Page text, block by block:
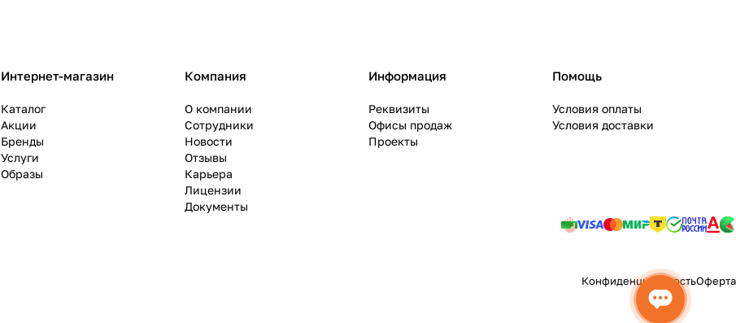
Интернет-магазин
Каталог
Акции
Бренды
Услуги
Образы
Компания
О компании
Сотрудники
Новости
Отзывы
Карьера
Лицензии
Документы
Информация
Реквизиты
Офисы продаж
Проекты
Помощь
Условия оплаты
Условия доставки
КонфиденциальностьОферта